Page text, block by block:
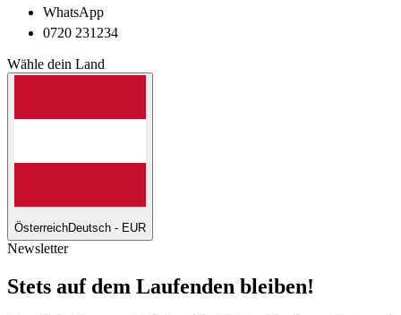
WhatsApp
0720 231234
Wähle dein Land
ÖsterreichDeutsch - EUR
Newsletter
Stets auf dem Laufenden bleiben!